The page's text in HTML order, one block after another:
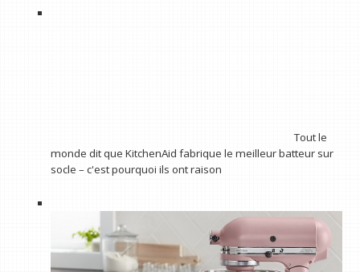
Tout le
monde dit que KitchenAid fabrique le meilleur batteur sur
socle – c'est pourquoi ils ont raison